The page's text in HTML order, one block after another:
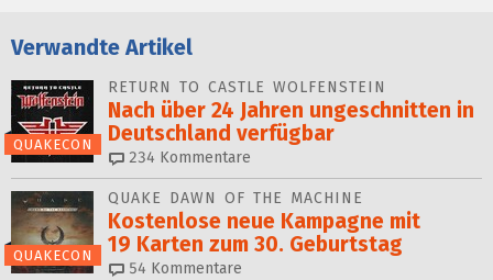
Verwandte Artikel
QUAKECON
RETURN TO CASTLE WOLFENSTEIN
Nach über 24 Jahren ungeschnitten in
Deutschland verfügbar
234 Kommentare
QUAKECON
QUAKE DAWN OF THE MACHINE
Kostenlose neue Kampagne mit
19 Karten zum 30. Geburtstag
54 Kommentare